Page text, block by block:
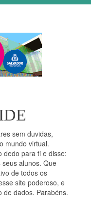
sem duvidas,
mundo virtual.
dedo para ti e disse:
alunos. Que
de todos os
site poderoso, e
de dados. Parabéns.